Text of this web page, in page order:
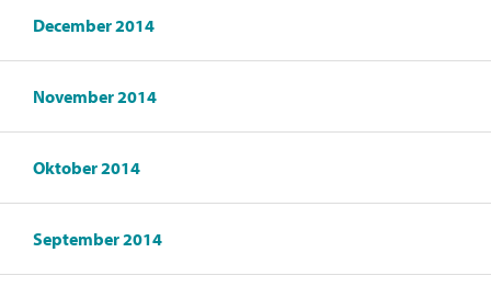
December 2014
November 2014
Oktober 2014
September 2014